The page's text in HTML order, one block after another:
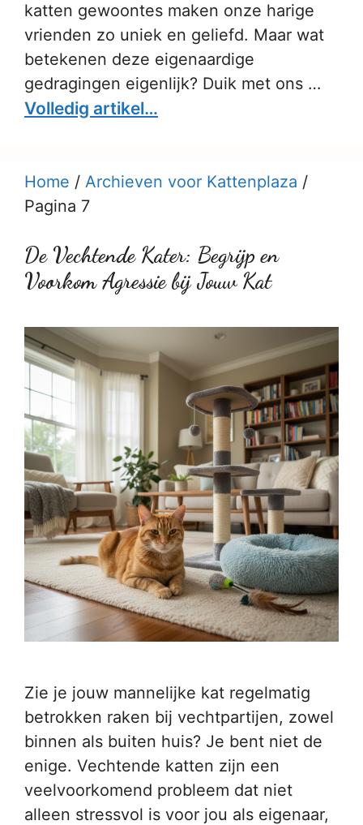
katten gewoontes maken onze harige
vrienden zo uniek en geliefd. Maar wat
betekenen deze eigenaardige
gedragingen eigenlijk? Duik met ons …
Volledig artikel…
Home / Archieven voor Kattenplaza /
Pagina 7
De Vechtende Kater: Begrijp en
Voorkom Agressie bij Jouw Kat
Zie je jouw mannelijke kat regelmatig
betrokken raken bij vechtpartijen, zowel
binnen als buiten huis? Je bent niet de
enige. Vechtende katten zijn een
veelvoorkomend probleem dat niet
alleen stressvol is voor jou als eigenaar,